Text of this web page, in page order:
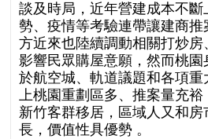
談及時局，近年營建成本不
勢、疫情等考驗連帶讓建商
⽅近來也陸續調動相關打炒房
影響民眾購屋意願，然⽽桃
於航空城、軌道議題和各項
上桃園重劃區多、推案量充
新⽵客群移居，區域⼈⼜和
長，價值性具優勢 。